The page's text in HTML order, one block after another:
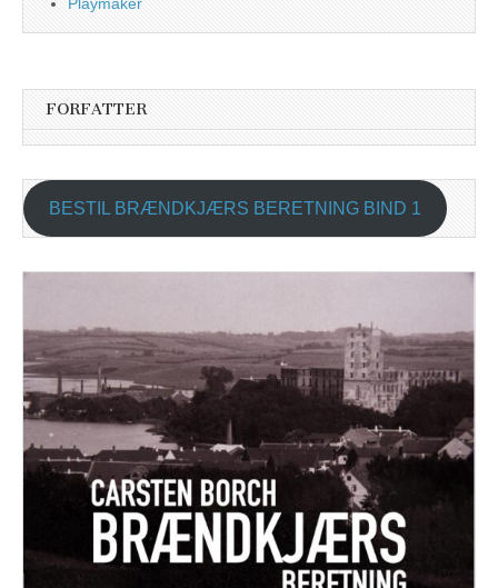
FORFATTER
BESTIL BRÆNDKJÆRS BERETNING BIND 1